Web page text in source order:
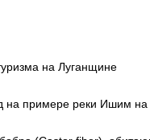
на Луганщине
на примере реки Ишим на